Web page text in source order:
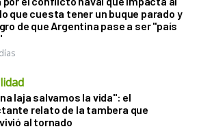
que cuesta tener un buque parado y
de que Argentina pase a ser "país
laja salvamos la vida": el
relato de la tambera que
al tornado